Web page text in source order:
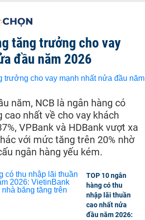
tăng trưởng cho vay
đầu năm 2026
năm, NCB là ngân hàng có
nhất về cho vay khách
VPBank và HDBank vượt xa
với mức tăng trên 20% nhờ
ngân hàng yếu kém.
TOP 10 ngân
hàng có thu
nhập lãi thuần
cao nhất nửa
đầu năm 2026: